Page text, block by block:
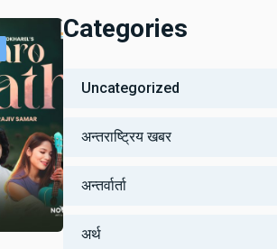
Categories
Uncategorized
अन्तराष्ट्रिय खबर
अन्तर्वार्ता
अर्थ